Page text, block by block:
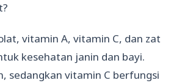
vitamin A, vitamin C, dan zat
kesehatan janin dan bayi.
sedangkan vitamin C berfungsi